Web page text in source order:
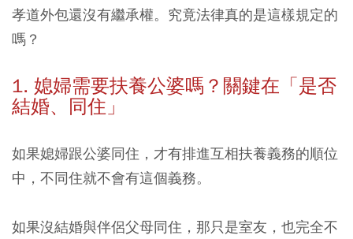
孝道外包還沒有繼承權。究竟法律真的是這樣規定的
嗎？
1. 媳婦需要扶養公婆嗎？關鍵在「是否
結婚、同住」
如果媳婦跟公婆同住，才有排進互相扶養義務的順位
中，不同住就不會有這個義務。
如果沒結婚與伴侶父母同住，那只是室友，也完全不